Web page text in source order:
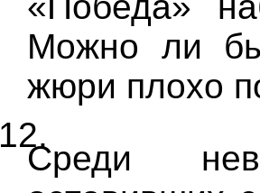
Можно ли
жюри плохо
12.
Среди